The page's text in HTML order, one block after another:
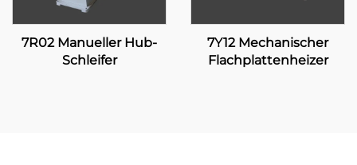
7R02 Manueller Hub-
Schleifer
7Y12 Mechanischer
Flachplattenheizer